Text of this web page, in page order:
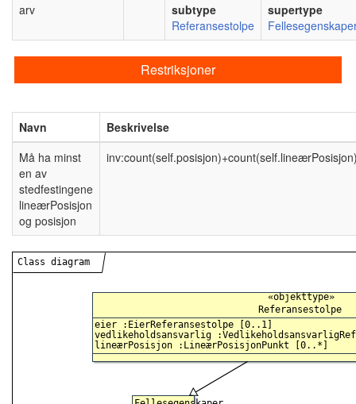
arv
subtype
Referansestolpe
supertype
Restriksjoner
Navn
Beskrivelse
Må ha minst
en av
stedfestingene
lineærPosisjon
og posisjon